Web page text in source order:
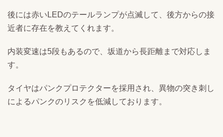
後には赤いLEDのテールランプが点滅して、後方からの接
近者に存在を教えてくれます。
内装変速は5段もあるので、坂道から長距離まで対応しま
す。
タイヤはパンクプロテクターを採用され、異物の突き刺し
によるパンクのリスクを低減しております。